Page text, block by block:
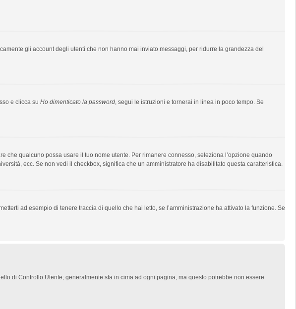
gli account degli utenti che non hanno mai inviato messaggi, per ridurre la grandezza del
e clicca su Ho dimenticato la password, segui le istruzioni e tornerai in linea in poco tempo. Se
che qualcuno possa usare il tuo nome utente. Per rimanere connesso, seleziona l’opzione quando
ecc. Se non vedi il checkbox, significa che un amministratore ha disabilitato questa caratteristica.
ad esempio di tenere traccia di quello che hai letto, se l’amministrazione ha attivato la funzione. Se
di Controllo Utente; generalmente sta in cima ad ogni pagina, ma questo potrebbe non essere